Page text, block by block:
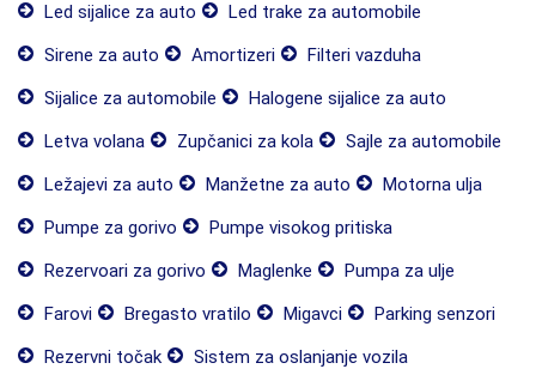
Led sijalice za auto
Led trake za automobile
Sirene za auto
Amortizeri
Filteri vazduha
Sijalice za automobile
Halogene sijalice za auto
Letva volana
Zupčanici za kola
Sajle za automobile
Ležajevi za auto
Manžetne za auto
Motorna ulja
Pumpe za gorivo
Pumpe visokog pritiska
Rezervoari za gorivo
Maglenke
Pumpa za ulje
Farovi
Bregasto vratilo Migavci
Parking senzori
Rezervni točak
Sistem za oslanjanje vozila